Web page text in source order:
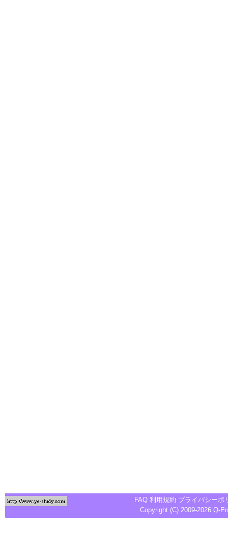
FAQ 利用規約 プライバシーポ
Copyright (C) 2009-2026 Q-